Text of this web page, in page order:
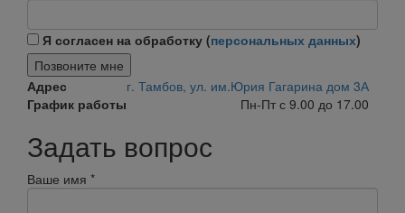
Я согласен на обработку (персональных данных)
Позвоните мне
Адрес
г. Тамбов, ул. им.Юрия Гагарина дом 3А
График работы
Пн-Пт с 9.00 до 17.00
Задать вопрос
Ваше имя *